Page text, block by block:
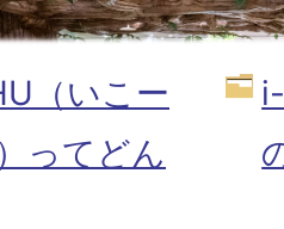
（いこー
ってどん